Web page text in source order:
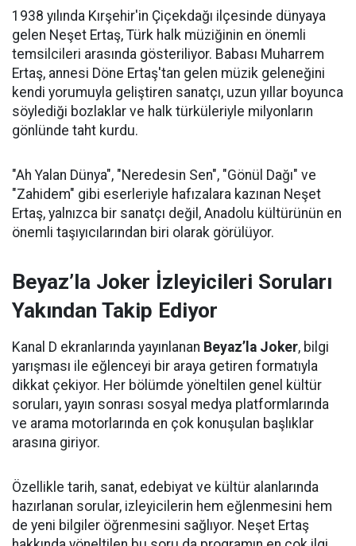
1938 yılında Kırşehir'in Çiçekdağı ilçesinde dünyaya
gelen Neşet Ertaş, Türk halk müziğinin en önemli
temsilcileri arasında gösteriliyor. Babası Muharrem
Ertaş, annesi Döne Ertaş'tan gelen müzik geleneğini
kendi yorumuyla geliştiren sanatçı, uzun yıllar boyunca
söylediği bozlaklar ve halk türküleriyle milyonların
gönlünde taht kurdu.
"Ah Yalan Dünya", "Neredesin Sen", "Gönül Dağı" ve
"Zahidem" gibi eserleriyle hafızalara kazınan Neşet
Ertaş, yalnızca bir sanatçı değil, Anadolu kültürünün en
önemli taşıyıcılarından biri olarak görülüyor.
Beyaz’la Joker İzleyicileri Soruları
Yakından Takip Ediyor
Kanal D ekranlarında yayınlanan Beyaz’la Joker, bilgi
yarışması ile eğlenceyi bir araya getiren formatıyla
dikkat çekiyor. Her bölümde yöneltilen genel kültür
soruları, yayın sonrası sosyal medya platformlarında
ve arama motorlarında en çok konuşulan başlıklar
arasına giriyor.
Özellikle tarih, sanat, edebiyat ve kültür alanlarında
hazırlanan sorular, izleyicilerin hem eğlenmesini hem
de yeni bilgiler öğrenmesini sağlıyor. Neşet Ertaş